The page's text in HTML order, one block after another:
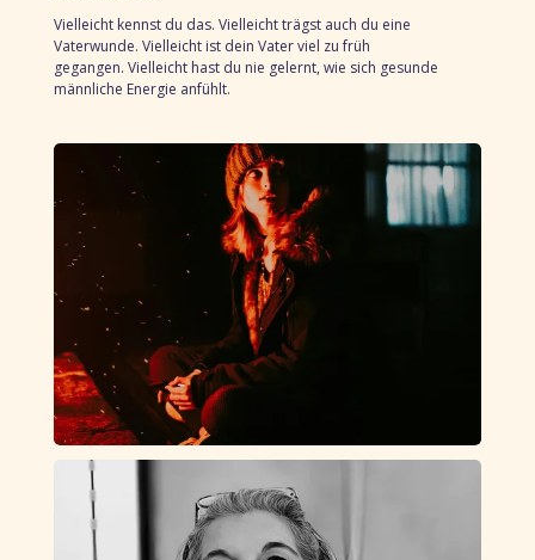
Vielleicht kennst du das. Vielleicht trägst auch du eine
Vaterwunde. Vielleicht ist dein Vater viel zu früh
gegangen. Vielleicht hast du nie gelernt, wie sich gesunde
männliche Energie anfühlt.